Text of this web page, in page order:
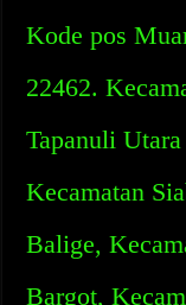
Kode pos
22462.
Tapanuli
Kecamatan
Balige,
Bargot,